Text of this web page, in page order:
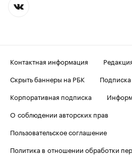
Контактная информация
Скрыть баннеры на РБК
Корпоративная подписка
О соблюдении авторских прав
Пользовательское соглашение
Политика в отношении обработки